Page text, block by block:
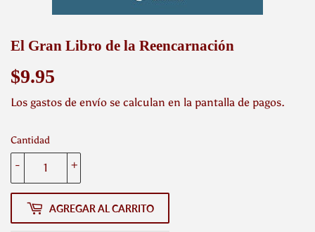
El Gran Libro de la Reencarnación
$9.95
Los gastos de envío se calculan en la pantalla de pagos.
Cantidad
+
-
AGREGAR AL CARRITO